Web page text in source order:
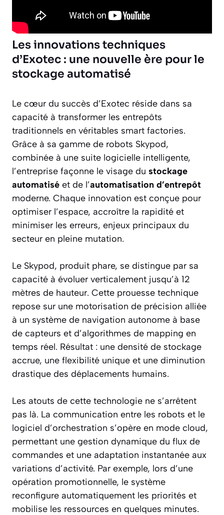
Les innovations techniques
d’Exotec : une nouvelle ère pour le
stockage automatisé
Le cœur du succès d’Exotec réside dans sa
capacité à transformer les entrepôts
traditionnels en véritables smart factories.
Grâce à sa gamme de robots Skypod,
combinée à une suite logicielle intelligente,
l’entreprise façonne le visage du stockage
automatisé et de l’automatisation d’entrepôt
moderne. Chaque innovation est conçue pour
optimiser l’espace, accroître la rapidité et
minimiser les erreurs, enjeux principaux du
secteur en pleine mutation.
Le Skypod, produit phare, se distingue par sa
capacité à évoluer verticalement jusqu’à 12
mètres de hauteur. Cette prouesse technique
repose sur une motorisation de précision alliée
à un système de navigation autonome à base
de capteurs et d’algorithmes de mapping en
temps réel. Résultat : une densité de stockage
accrue, une flexibilité unique et une diminution
drastique des déplacements humains.
Les atouts de cette technologie ne s’arrêtent
pas là. La communication entre les robots et le
logiciel d’orchestration s’opère en mode cloud,
permettant une gestion dynamique du flux de
commandes et une adaptation instantanée aux
variations d’activité. Par exemple, lors d’une
opération promotionnelle, le système
reconfigure automatiquement les priorités et
mobilise les ressources en quelques minutes.